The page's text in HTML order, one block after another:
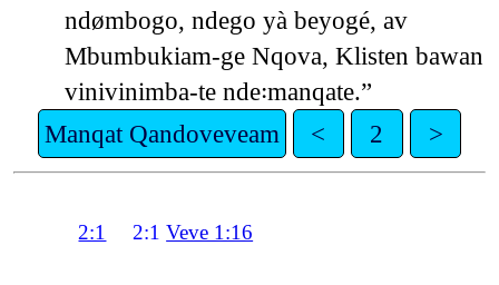
ndømbogo, ndego yà beyogé, av
Mbumbukiam-ge Nqova, Klisten bawan
vinivinimba-te nde꞉manqate.”
Manqat Qandoveveam
< 2 >
2:1 2:1Veve 1:16